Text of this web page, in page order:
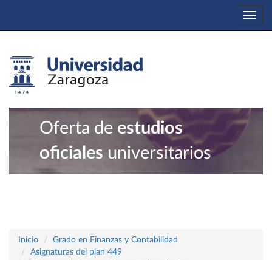
Oferta de estudios
oficiales universitarios
Inicio
Grado en Finanzas y Contabilidad
Asignaturas del plan 449